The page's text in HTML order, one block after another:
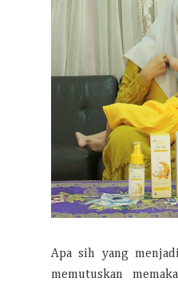
Apa sih yang
memutuskan